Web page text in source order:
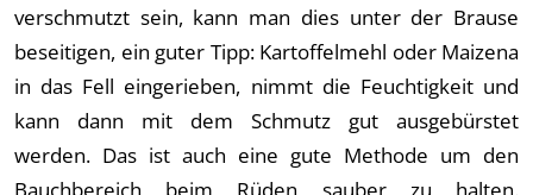
verschmutzt sein, kann man dies unter der Brause
beseitigen, ein guter Tipp: Kartoffelmehl oder Maizena
in das Fell eingerieben, nimmt die Feuchtigkeit und
kann dann mit dem Schmutz gut ausgebürstet
werden. Das ist auch eine gute Methode um den
Bauchbereich beim Rüden sauber zu halten.